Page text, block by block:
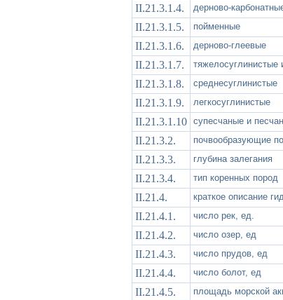
II.21.3.1.4.
дерново-
II.21.3.1.5.
пойменные
II.21.3.1.6.
дерново-глеевые
II.21.3.1.7.
тяжелосуглинистые
II.21.3.1.8.
среднесуглинистые
II.21.3.1.9.
легкосуглинистые
II.21.3.1.10 супесчаные и
II.21.3.2.
почвообразующие
II.21.3.3.
глубина залегания
II.21.3.4.
тип коренных пород
II.21.4.
краткое описание
II.21.4.1.
число рек, ед.
II.21.4.2. число озер, ед
II.21.4.3. число прудов, ед
II.21.4.4. число болот, ед
II.21.4.5.
площадь морской